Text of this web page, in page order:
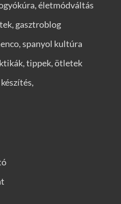
életmódváltás
gasztroblog
spanyol kultúra
tippek, ötletek